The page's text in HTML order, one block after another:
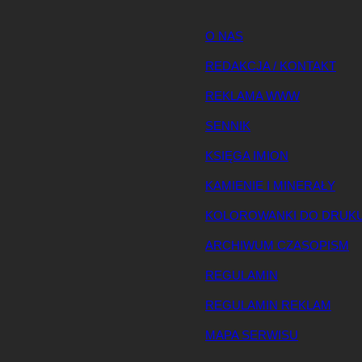
O NAS
REDAKCJA / KONTAKT
REKLAMA WWW
SENNIK
KSIĘGA IMION
KAMIENIE I MINERAŁY
KOLOROWANKI DO
ARCHIWUM CZASOPISM
REGULAMIN
REGULAMIN REKLAM
MAPA SERWISU